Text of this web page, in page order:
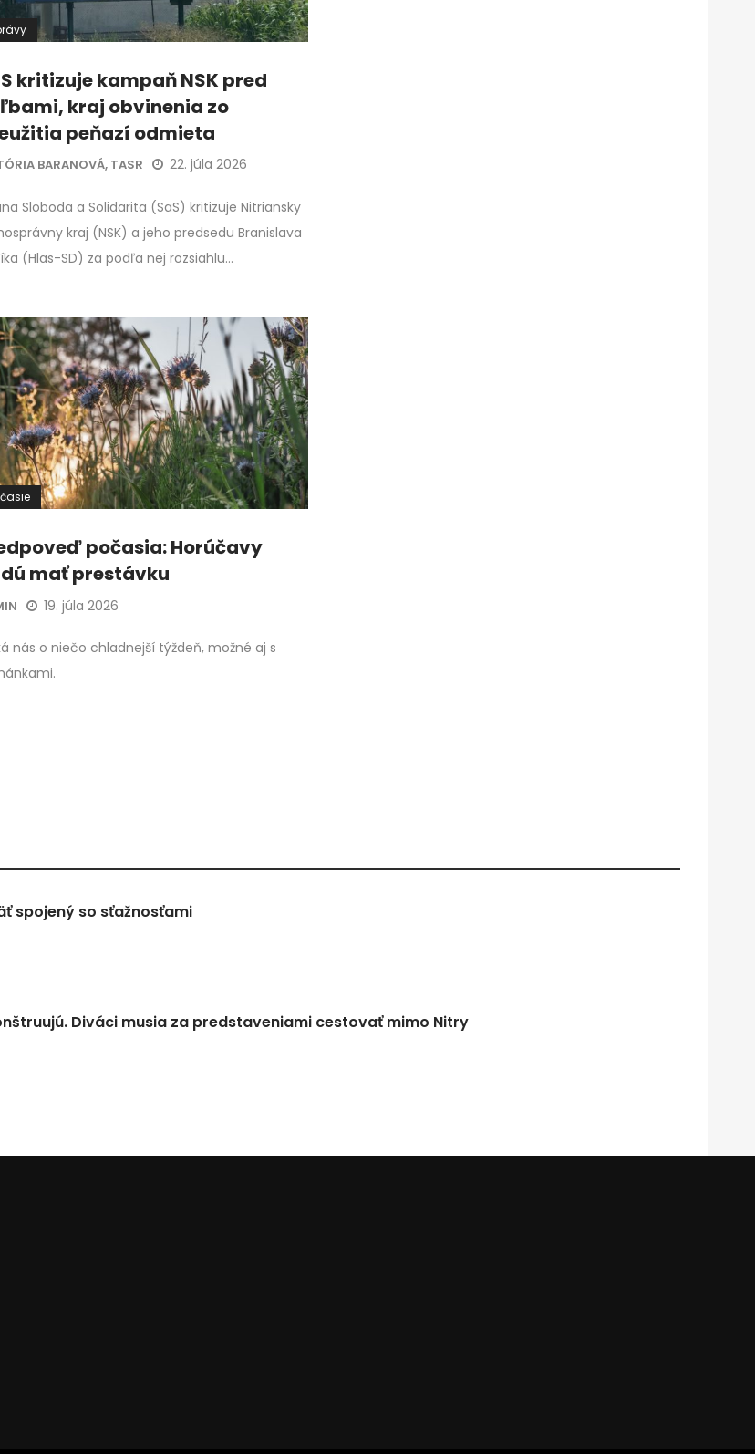
kritizuje kampaň NSK pred
kraj obvinenia zo
peňazí odmieta
BARANOVÁ, TASR 22. júla 2026
Sloboda a Solidarita (SaS) kritizuje Nitriansky
kraj (NSK) a jeho predsedu Branislava
(Hlas-SD) za podľa nej rozsiahlu…
počasia: Horúčavy
mať prestávku
19. júla 2026
nás o niečo chladnejší týždeň, možné aj s
spojený so sťažnosťami
Diváci musia za predstaveniami cestovať mimo Nitry